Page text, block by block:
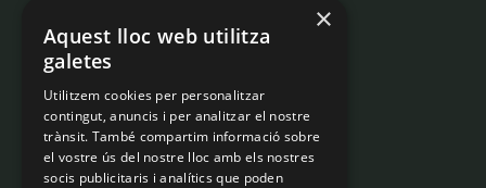
Portal de transparencia
Legislación
Normativa interna
Gobernanza
×
Aquest lloc web utilitza
galetes
Utilitzem cookies per personalitzar
contingut, anuncis i per analitzar el nostre
trànsit. També compartim informació sobre
el vostre ús del nostre lloc amb els nostres
socis publicitaris i analítics que poden